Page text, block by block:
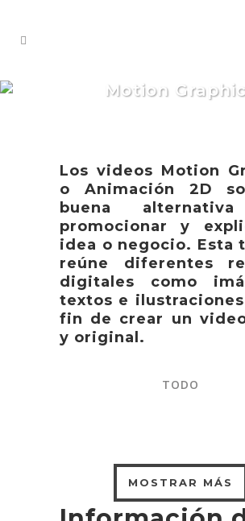
Motion
Los videos Motion
o Animación 2D
buena
promocionar y
idea o negocio. Esta
reúne diferentes
digitales como
textos e ilustraciones
fin de crear un
y original.
TODO
MOSTRAR MÁS